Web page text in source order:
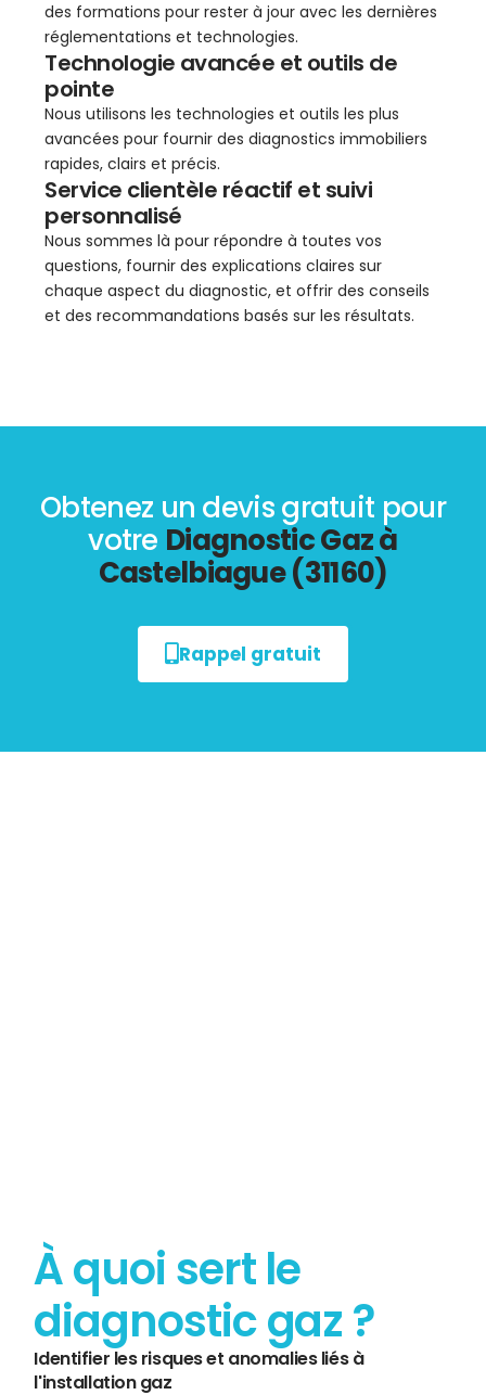
des formations pour rester à jour avec les dernières
réglementations et technologies.
Technologie avancée et outils de
pointe
Nous utilisons les technologies et outils les plus
avancées pour fournir des diagnostics immobiliers
rapides, clairs et précis.
Service clientèle réactif et suivi
personnalisé
Nous sommes là pour répondre à toutes vos
questions, fournir des explications claires sur
chaque aspect du diagnostic, et offrir des conseils
et des recommandations basés sur les résultats.
Obtenez un devis gratuit pour
votre Diagnostic Gaz à
Castelbiague (31160)
Rappel gratuit
À quoi sert le
diagnostic gaz ?
Identifier les risques et anomalies liés à
l'installation gaz